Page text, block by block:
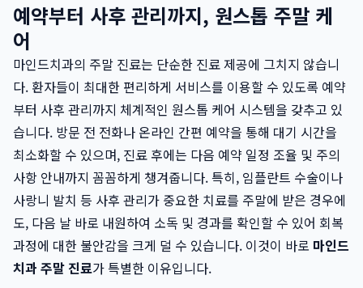
예약부터 사후 관리까지, 원스톱 주말 케
어
마인드치과의 주말 진료는 단순한 진료 제공에 그치지 않습니
다. 환자들이 최대한 편리하게 서비스를 이용할 수 있도록 예약
부터 사후 관리까지 체계적인 원스톱 케어 시스템을 갖추고 있
습니다. 방문 전 전화나 온라인 간편 예약을 통해 대기 시간을
최소화할 수 있으며, 진료 후에는 다음 예약 일정 조율 및 주의
사항 안내까지 꼼꼼하게 챙겨줍니다. 특히, 임플란트 수술이나
사랑니 발치 등 사후 관리가 중요한 치료를 주말에 받은 경우에
도, 다음 날 바로 내원하여 소독 및 경과를 확인할 수 있어 회복
과정에 대한 불안감을 크게 덜 수 있습니다. 이것이 바로 마인드
치과 주말 진료가 특별한 이유입니다.